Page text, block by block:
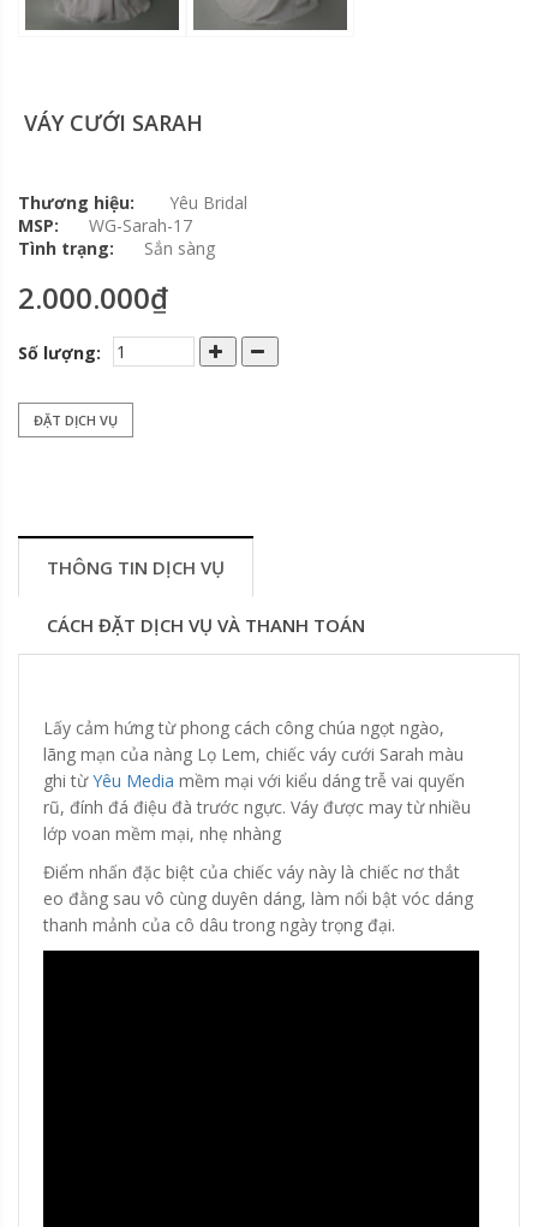
VÁY CƯỚI SARAH
Thương hiệu:
Yêu Bridal
MSP:
WG-Sarah-17
Tình trạng:
Sắn sàng
2.000.000₫
Số lượng:
ĐẶT DỊCH VỤ
THÔNG TIN DỊCH VỤ
CÁCH ĐẶT DỊCH VỤ VÀ THANH TOÁN
Lấy cảm hứng từ phong cách công chúa ngọt ngào,
lãng mạn của nàng Lọ Lem, chiếc váy cưới Sarah màu
ghi từYêu Media mềm mại với kiểu dáng trễ vai quyến
rũ, đính đá điệu đà trước ngực. Váy được may từ nhiều
lớp voan mềm mại, nhẹ nhàng
Điểm nhấn đặc biệt của chiếc váy này là chiếc nơ thắt
eo đằng sau vô cùng duyên dáng, làm nổi bật vóc dáng
thanh mảnh của cô dâu trong ngày trọng đại.